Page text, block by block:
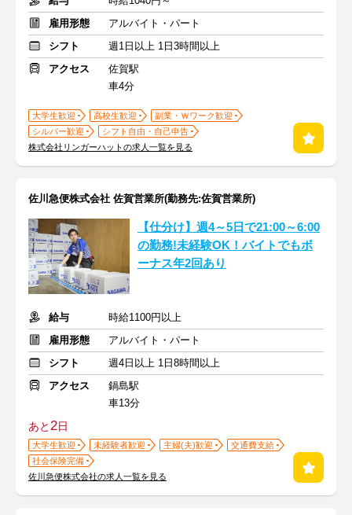
雇用形態
アルバイト・パート
シフト
週1日以上 1日3時間以上
アクセス
佐賀駅
車4分
大学生歓迎 高校生歓迎
副業・Ｗワーク歓迎
シルバー歓迎
シフト自由・自己申告
株式会社リンガーハットの求人一覧を見る
佐川急便株式会社 佐賀営業所(勤務先:佐賀営業所)
【仕分け】週4～5日で21:00～6:00
の勤務!未経験OK！バイトでもボ
ーナス年2回あり
給与
時給1100円以上
雇用形態
アルバイト・パート
シフト
週4日以上 1日8時間以上
アクセス
鍋島駅
車13分
あと2日
大学生歓迎 未経験者歓迎 主婦(夫)歓迎
交通費支給
社会保険完備
佐川急便株式会社の求人一覧を見る